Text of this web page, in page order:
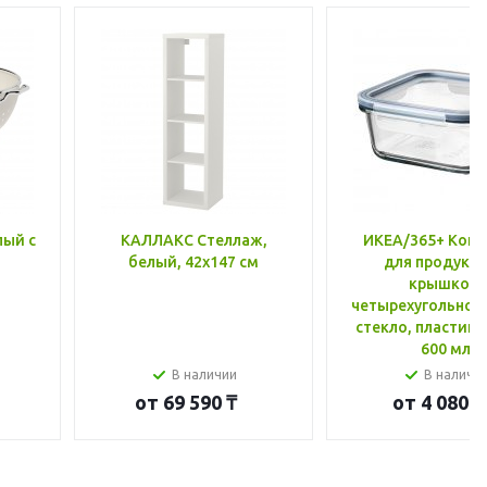
с
КАЛЛАКС Стеллаж,
белый, 42x147 см
В наличии
от 69 590 ₸
ИКЕА/365+
для
крышкой,
стекло, пластик
600 мл
В
от 4 080 ₸